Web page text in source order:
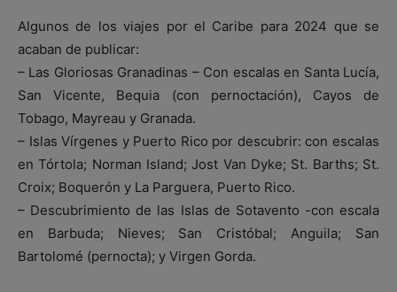
Algunos de los viajes por el Caribe para 2024 que se
acaban de publicar:
– Las Gloriosas Granadinas – Con escalas en Santa Lucía,
San Vicente, Bequia (con pernoctación), Cayos de
Tobago, Mayreau y Granada.
– Islas Vírgenes y Puerto Rico por descubrir: con escalas
en Tórtola; Norman Island; Jost Van Dyke; St. Barths; St.
Croix; Boquerón y La Parguera, Puerto Rico.
– Descubrimiento de las Islas de Sotavento -con escala
en Barbuda; Nieves; San Cristóbal; Anguila; San
Bartolomé (pernocta); y Virgen Gorda.